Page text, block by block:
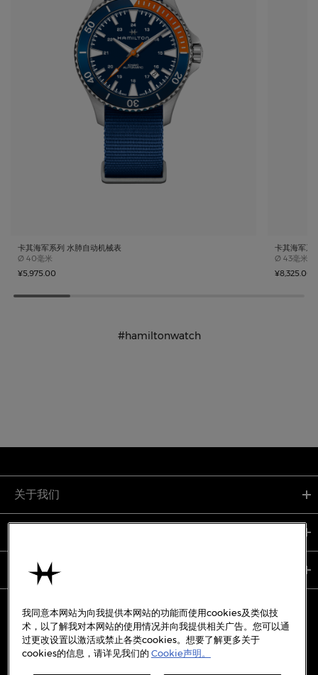
卡其海军系列 水肺自动机械表
Ø Case size
40毫米
¥5,975.00
卡其海军系
Ø Case size
43毫米
¥8,325.00
#hamiltonwatch
关于我们
使用条款
备案号:沪ICP备19045273号-7
我同意本网站为向我提供本网站的功能而使用cookies及类似技
术，以了解我对本网站的使用情况并向我提供相关广告。您可以通
过更改设置以激活或禁止各类cookies。想要了解更多关于
cookies的信息，请详见我们的 Cookie声明。